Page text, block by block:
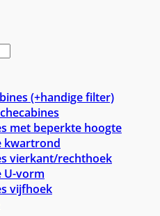
(+handige filter)
met beperkte hoogte
kwartrond
vierkant/rechthoek
U-vorm
vijfhoek